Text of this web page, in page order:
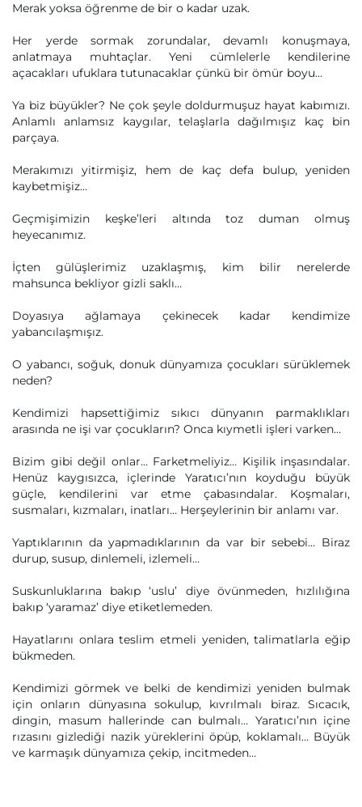
Merak yoksa öğrenme de bir o kadar uzak.
Her yerde sormak zorundalar, devamlı konuşmaya,
anlatmaya muhtaçlar. Yeni cümlelerle kendilerine
açacakları ufuklara tutunacaklar çünkü bir ömür boyu…
Ya biz büyükler? Ne çok şeyle doldurmuşuz hayat kabımızı.
Anlamlı anlamsız kaygılar, telaşlarla dağılmışız kaç bin
parçaya.
Merakımızı yitirmişiz, hem de kaç defa bulup, yeniden
kaybetmişiz…
Geçmişimizin keşke’leri altında toz duman olmuş
heyecanımız.
İçten gülüşlerimiz uzaklaşmış, kim bilir nerelerde
mahsunca bekliyor gizli saklı…
Doyasıya ağlamaya çekinecek kadar kendimize
yabancılaşmışız.
O yabancı, soğuk, donuk dünyamıza çocukları sürüklemek
neden?
Kendimizi hapsettiğimiz sıkıcı dünyanın parmaklıkları
arasında ne işi var çocukların? Onca kıymetli işleri varken…
Bizim gibi değil onlar… Farketmeliyiz… Kişilik inşasındalar.
Henüz kaygısızca, içlerinde Yaratıcı’nın koyduğu büyük
güçle, kendilerini var etme çabasındalar. Koşmaları,
susmaları, kızmaları, inatları… Herşeylerinin bir anlamı var.
Yaptıklarının da yapmadıklarının da var bir sebebi... Biraz
durup, susup, dinlemeli, izlemeli…
Suskunluklarına bakıp ‘uslu’ diye övünmeden, hızlılığına
bakıp ‘yaramaz’ diye etiketlemeden.
Hayatlarını onlara teslim etmeli yeniden, talimatlarla eğip
bükmeden.
Kendimizi görmek ve belki de kendimizi yeniden bulmak
için onların dünyasına sokulup, kıvrılmalı biraz. Sıcacık,
dingin, masum hallerinde can bulmalı… Yaratıcı’nın içine
rızasını gizlediği nazik yüreklerini öpüp, koklamalı… Büyük
ve karmaşık dünyamıza çekip, incitmeden…